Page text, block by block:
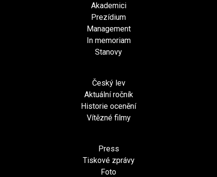
Akademici
Prezídium
Management
In memoriam
Stanovy
Český lev
Aktuální ročník
Historie ocenění
Vítězné filmy
Press
Tiskové zprávy
Foto